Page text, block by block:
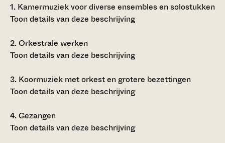
1. Kamermuziek voor diverse ensembles en solostukken
Toon details van deze beschrijving
2.Orkestrale werken
Toon details van deze beschrijving
3. Koormuziek met orkest en grotere bezettingen
Toon details van deze beschrijving
4.Gezangen
Toon details van deze beschrijving